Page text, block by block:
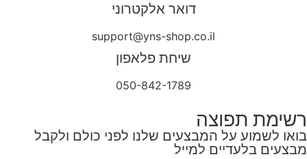
דואר אלקטרוני
support@yns-shop.co.il
שיחת פלאפון
050-842-1789
רשימת תפוצה
בואו לשמוע על המבצעים שלנו לפני כולם ולקבל
מבצעים בלעדיים למייל